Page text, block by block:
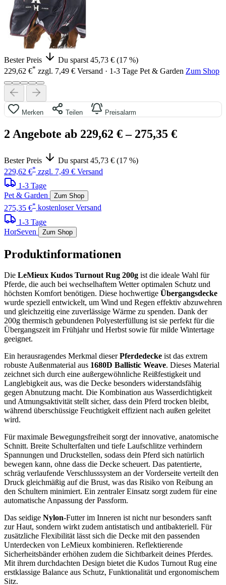
Bester Preis
Du sparst 45,73 € (17 %)
229,62 €* zzgl. 7,49 € Versand · 1-3 Tage Pet & Garden Zum Shop
Merken Teilen Preisalarm
2 Angebote ab 229,62 €– 275,35 €
Bester Preis
Du sparst 45,73 € (17 %)
229,62 €* zzgl. 7,49 € Versand
1-3 Tage
Pet & Garden
Zum Shop
275,35 €* kostenloser Versand
1-3 Tage
HorSeven
Zum Shop
Produktinformationen
Die LeMieux Kudos Turnout Rug 200g ist die ideale Wahl für
Pferde, die auch bei wechselhaftem Wetter optimalen Schutz und
höchsten Komfort benötigen. Diese hochwertige Übergangsdecke
wurde speziell entwickelt, um Wind und Regen effektiv abzuwehren
und gleichzeitig eine zuverlässige Wärme zu spenden. Dank der
200g thermisch gebundenen Polyesterfüllung ist sie perfekt für die
Übergangszeit im Frühjahr und Herbst sowie für milde Wintertage
geeignet.
Ein herausragendes Merkmal dieserPferdedecke ist das extrem
robuste Außenmaterial aus 1680D Ballistic Weave. Dieses Material
zeichnet sich durch eine außergewöhnliche Reißfestigkeit und
Langlebigkeit aus, was die Decke besonders widerstandsfähig
gegen Abnutzung macht. Die Kombination aus Wasserdichtigkeit
und Atmungsaktivität stellt sicher, dass dein Pferd trocken bleibt,
während überschüssige Feuchtigkeit effizient nach außen geleitet
wird.
Für maximale Bewegungsfreiheit sorgt der innovative, anatomische
Schnitt. Breite Schulterfalten und tiefe Laufschlitze verhindern
Spannungen und Druckstellen, sodass dein Pferd sich natürlich
bewegen kann, ohne dass die Decke scheuert. Das patentierte,
schräg verlaufende Verschlusssystem an der Vorderseite verteilt den
Druck gleichmäßig auf die Brust, was das Risiko von Reibung an
den Schultern minimiert. Ein zentraler Einsatz sorgt zudem für eine
automatische Anpassung der Passform.
Das seidige Nylon-Futter im Inneren ist nicht nur besonders sanft
zur Haut, sondern wirkt zudem antistatisch und antibakteriell. Für
zusätzliche Flexibilität lässt sich die Decke mit den passenden
Unterdecken von LeMieux kombinieren. Reflektierende
Sicherheitsbänder erhöhen zudem die Sichtbarkeit deines Pferdes.
Mit ihrem durchdachten Design bietet die Kudos Turnout Rug eine
erstklassige Balance aus Schutz, Funktionalität und ergonomischem
Sitz.